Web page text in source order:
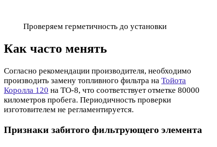
Проверяем герметичность до установки
Как часто менять
Согласно рекомендации производителя, необходимо
производить замену топливного фильтра на Тойота
Королла 120 на ТО-8, что соответствует отметке 80000
километров пробега. Периодичность проверки
изготовителем не регламентируется.
Признаки забитого фильтрующего элемента